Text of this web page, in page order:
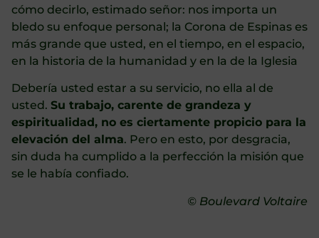
cómo decirlo, estimado señor: nos importa un
bledo su enfoque personal; la Corona de Espinas es
más grande que usted, en el tiempo, en el espacio,
en la historia de la humanidad y en la de la Iglesia
Debería usted estar a su servicio, no ella al de
usted. Su trabajo, carente de grandeza y
espiritualidad, no es ciertamente propicio para la
elevación del alma. Pero en esto, por desgracia,
sin duda ha cumplido a la perfección la misión que
se le había confiado.
© Boulevard Voltaire